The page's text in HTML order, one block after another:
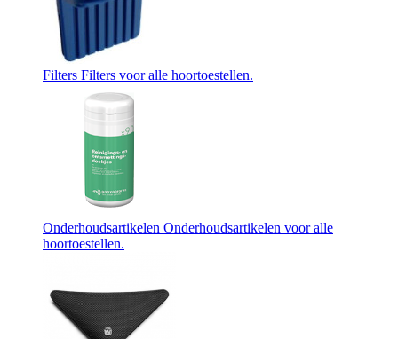
Filters Filters voor alle hoortoestellen.
Onderhoudsartikelen Onderhoudsartikelen voor alle
hoortoestellen.